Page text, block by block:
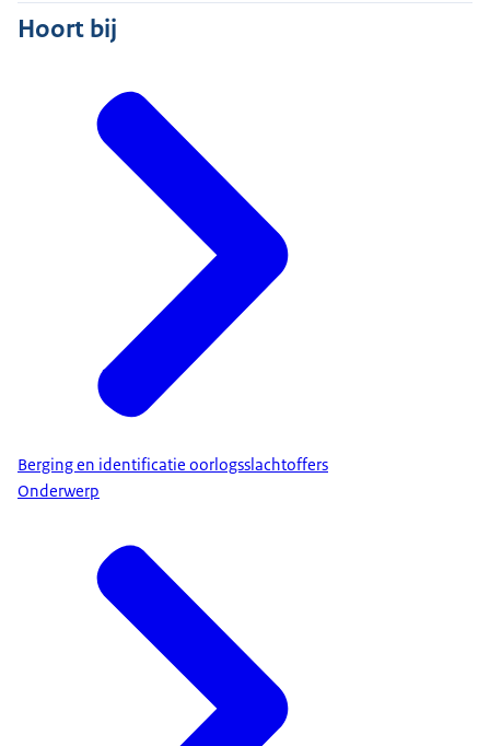
Hoort bij
Berging en identificatie oorlogsslachtoffers
Onderwerp